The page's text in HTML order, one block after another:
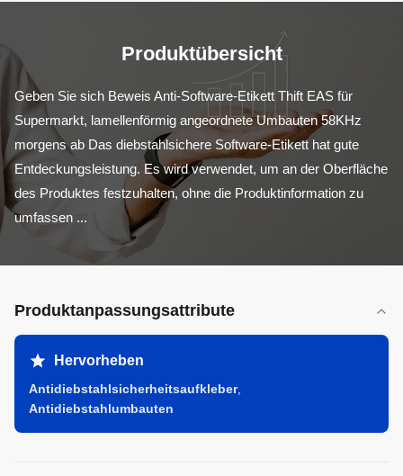
Produktübersicht
Geben Sie sich Beweis Anti-Software-Etikett Thift EAS für
Supermarkt, lamellenförmig angeordnete Umbauten 58KHz
morgens ab Das diebstahlsichere Software-Etikett hat gute
Entdeckungsleistung. Es wird verwendet, um an der Oberfläche
des Produktes festzuhalten, ohne die Produktinformation zu
umfassen ...
Produktanpassungsattribute
Hervorheben
Antidiebstahlsicherheitsaufkleber,
Antidiebstahlumbauten